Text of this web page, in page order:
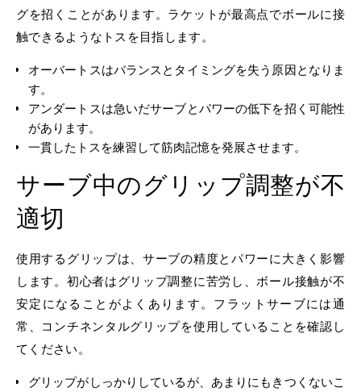
グを招くことがあります。ラケットが最高点でボールに接
触できるようなトスを目指します。
オーバートスはバランスとタイミングを失う原因となりま
す。
アンダートスは急いだサーブとパワーの低下を招く可能性
があります。
一貫したトスを練習して筋肉記憶を発展させます。
サーブ中のグリップ調整が不
適切
使用するグリップは、サーブの精度とパワーに大きく影響
します。初心者はグリップ調整に苦労し、ボール接触が不
安定になることがよくあります。フラットサーブには通
常、コンチネンタルグリップを使用していることを確認し
てください。
グリップがしっかりしているが、あまりにもきつくないこ